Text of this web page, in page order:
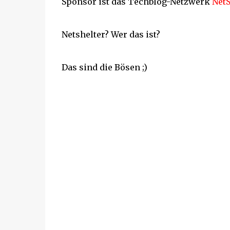
Netshelter? Wer das ist?
Das sind die Bösen ;)